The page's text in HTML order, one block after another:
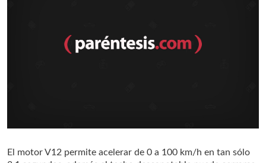
El motor V12 permite acelerar de 0 a 100 km/h en tan sólo